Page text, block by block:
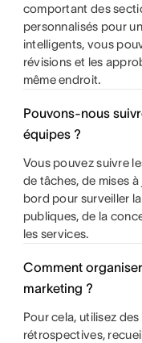
comportant des
personnalisés pour
intelligents, vous
révisions et les
même endroit.
Pouvons-nous
équipes ?
Vous pouvez suivre
de tâches, de mises
bord pour surveiller
publiques, de la
les services.
Comment
marketing ?
Pour cela, utilisez
rétrospectives,